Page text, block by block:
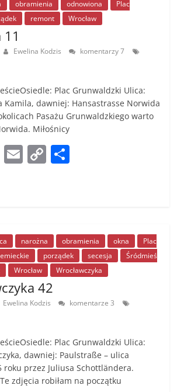
n
k
obramienia odnowiona
Plac
remont Wrocław
Ewelina Kodzis
komentarzy 7
Plac Grunwaldzki Ulica:
Kamila, dawniej: Hansastrasse Norwida
Pasażu Grunwaldzkiego warto
Miłośnicy
T E C
Li
n
k
narożna obramienia okna
Plac
porządek secesja
Śródmieś
Wrocław Wrocławczyka
42
Ewelina Kodzis
komentarze 3
Plac Grunwaldzki Ulica:
dawniej: Paulstraße – ulica
roku przez Juliusa Schottländera.
zdjęcia robiłam na początku